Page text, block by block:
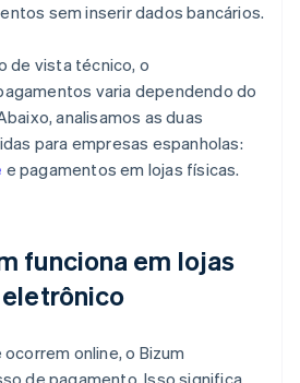
sem inserir dados bancários.
de vista técnico, o
varia dependendo do
analisamos as duas
para empresas espanholas:
e pagamentos em lojas físicas.
funciona em lojas
online, o Bizum